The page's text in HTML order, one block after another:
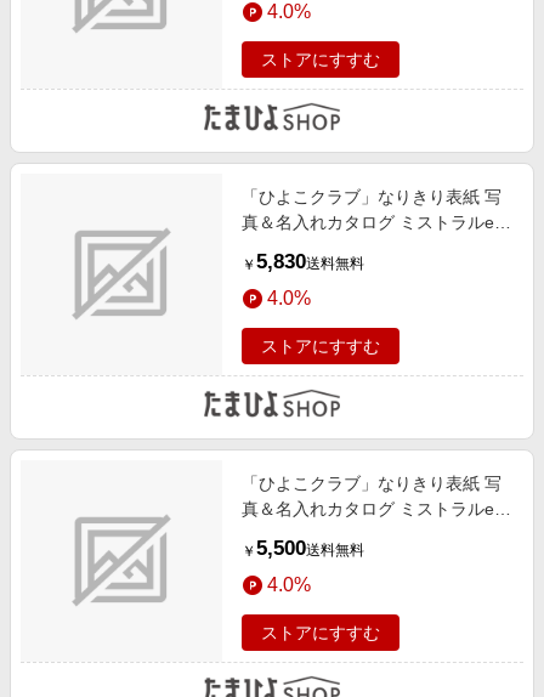
4.0%
ストアにすすむ
「ひよこクラブ」なりきり表紙 写
真＆名入れカタログ ミストラルe-
￥ 5,830送料無料
4.0%
ストアにすすむ
「ひよこクラブ」なりきり表紙 写
真＆名入れカタログ ミストラルe-
￥ 5,500送料無料
4.0%
ストアにすすむ